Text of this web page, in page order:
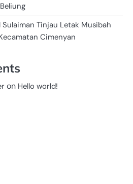
Tinjau Letak Musibah
Cimenyan
on Hello world!